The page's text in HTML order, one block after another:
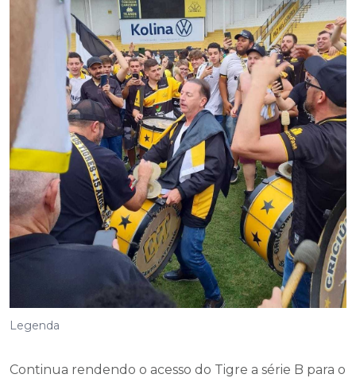
Legenda
Continua rendendo o acesso do Tigre a série B para o